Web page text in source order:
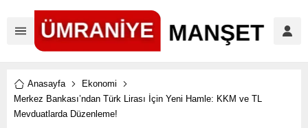
Anasayfa
Ekonomi
Merkez Bankası’ndan Türk Lirası İçin Yeni Hamle: KKM ve TL
Mevduatlarda Düzenleme!